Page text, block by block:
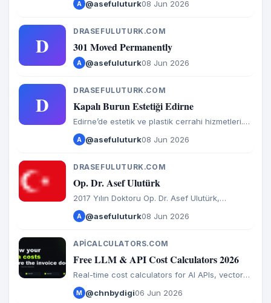
hacim simülasyonu ile doğal ve estetik
A @asefuluturk08 Jun 2026
D
DRASEFULUTURK.COM
301 Moved Permanently
A @asefuluturk08 Jun 2026
D
DRASEFULUTURK.COM
Kapalı Burun Estetiği Edirne
Edirne’de estetik ve plastik cerrahi hizmetleri.
Kapalı burun estetiği, dolgu, botoks ve yüz
gençleştirme uygulamaları için Op. Dr. Asef
A @asefuluturk08 Jun 2026
D
DRASEFULUTURK.COM
Op. Dr. Asef Ulutürk
2017 Yılın Doktoru Op. Dr. Asef Ulutürk,
Edirne’deki kliniğinde kapalı teknik burun
estetiği, yüz ve vücut cerrahisi alanında
A @asefuluturk08 Jun 2026
A
APICALCULATORS.COM
Free LLM & API Cost Calculators 2026
Real-time cost calculators for AI APIs, vector
databases, image generation, and SaaS
payment processors.
M @chnbydigi06 Jun 2026